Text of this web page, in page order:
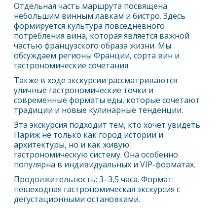
Отдельная часть маршрута посвящена
небольшим винным лавкам и бистро. Здесь
формируется культура повседневного
потребления вина, которая является важной
частью французского образа жизни. Мы
обсуждаем регионы Франции, сорта вин и
гастрономические сочетания.
Также в ходе экскурсии рассматриваются
уличные гастрономические точки и
современные форматы еды, которые сочетают
традиции и новые кулинарные тенденции.
Эта экскурсия подходит тем, кто хочет увидеть
Париж не только как город истории и
архитектуры, но и как живую
гастрономическую систему. Она особенно
популярна в индивидуальных и VIP-форматах.
Продолжительность: 3–3,5 часа. Формат:
пешеходная гастрономическая экскурсия с
дегустационными остановками.